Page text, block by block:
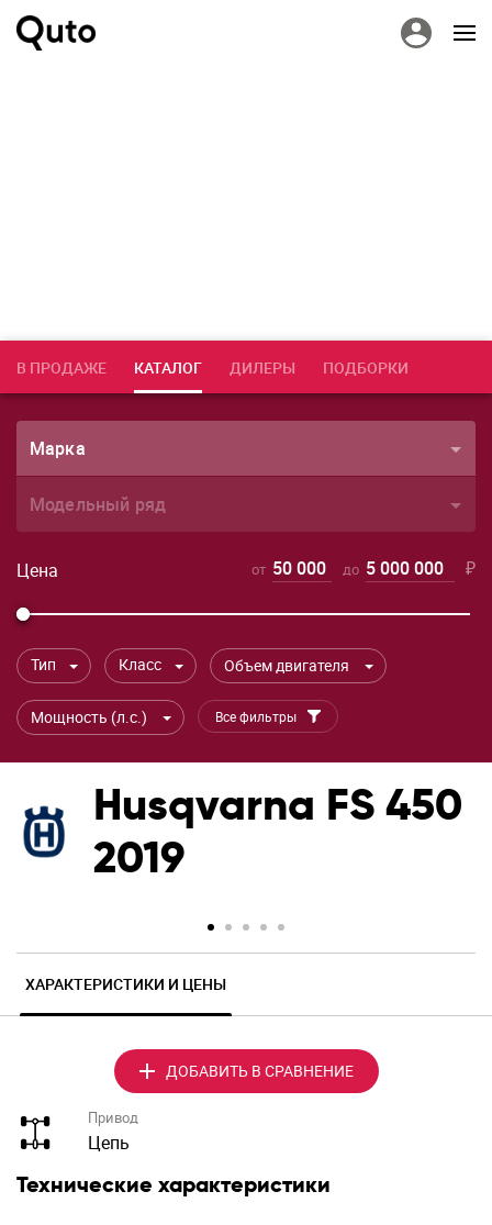
В ПРОДАЖЕ КАТАЛОГ ДИЛЕРЫ ПОДБОРКИ
Марка
Модельный ряд
Цена от 50 000 до 5 000 000 ₽
Тип Класс Объем двигателя
Мощность (л.с.) Все фильтры
Husqvarna FS 450
2019
ХАРАКТЕРИСТИКИ И ЦЕНЫ
ДОБАВИТЬ В СРАВНЕНИЕ
Привод
Цепь
Технические характеристики